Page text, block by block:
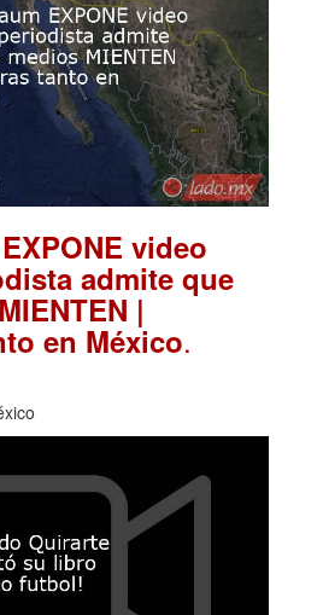
video
admite que
|
en México.